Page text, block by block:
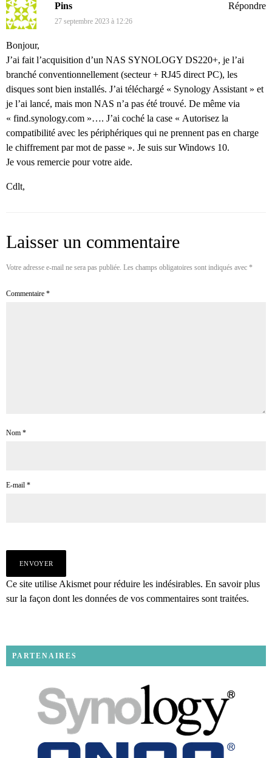
Pins
27 septembre 2023 à 12:26
Bonjour,
J’ai fait l’acquisition d’un NAS SYNOLOGY DS220+, je l’ai
branché conventionnellement (secteur + RJ45 direct PC), les
disques sont bien installés. J’ai téléchargé « Synology Assistant » et
je l’ai lancé, mais mon NAS n’a pas été trouvé. De même via
« find.synology.com »…. J’ai coché la case « Autorisez la
compatibilité avec les périphériques qui ne prennent pas en charge
le chiffrement par mot de passe ». Je suis sur Windows 10.
Je vous remercie pour votre aide.
Cdlt,
Répondre
Laisser un commentaire
Votre adresse e-mail ne sera pas publiée. Les champs obligatoires sont indiqués avec *
Commentaire *
Nom *
E-mail *
Ce site utilise Akismet pour réduire les indésirables. En savoir plus
sur la façon dont les données de vos commentaires sont traitées.
PARTENAIRES